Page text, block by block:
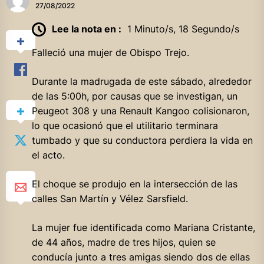
27/08/2022
Lee la nota en : 1 Minuto/s, 18 Segundo/s
Falleció una mujer de Obispo Trejo.
Durante la madrugada de este sábado, alrededor
de las 5:00h, por causas que se investigan, un
Peugeot 308 y una Renault Kangoo colisionaron,
lo que ocasionó que el utilitario terminara
tumbado y que su conductora perdiera la vida en
el acto.
El choque se produjo en la intersección de las
calles San Martín y Vélez Sarsfield.
La mujer fue identificada como Mariana Cristante,
de 44 años, madre de tres hijos, quien se
conducía junto a tres amigas siendo dos de ellas